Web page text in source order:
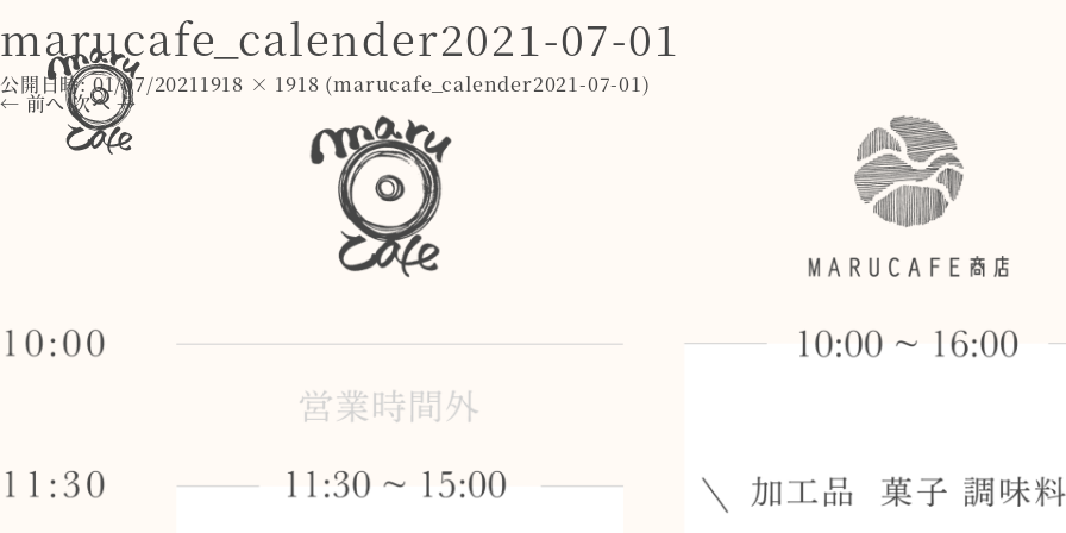
marucafe_calender2021-07-01
公開日時: 01/07/20211918 × 1918 (marucafe_calender2021-07-01)
← 前へ 次へ →